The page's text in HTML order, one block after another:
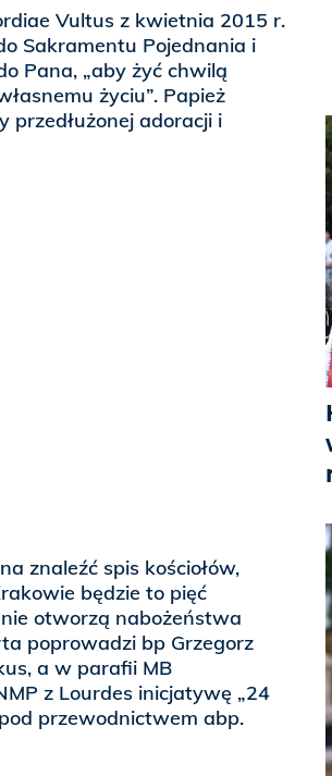
Vultus z kwietnia 2015 r.
Sakramentu Pojednania i
Pana, „aby żyć chwilą
życiu”. Papież
przedłużonej adoracji i
znaleźć spis kościołów,
będzie to pięć
otworzą nabożeństwa
poprowadzi bp Grzegorz
a w parafii MB
z Lourdes inicjatywę „24
przewodnictwem abp.